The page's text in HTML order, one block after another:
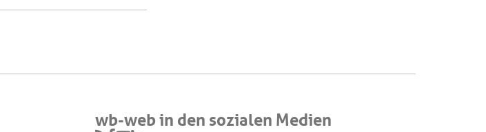
wb-web in den sozialen Medien